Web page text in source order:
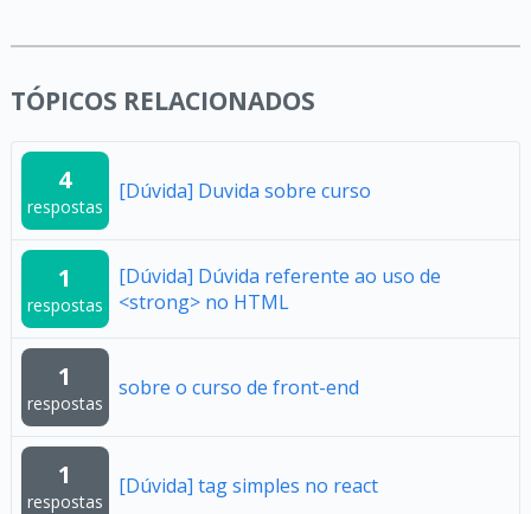
TÓPICOS RELACIONADOS
4
respostas
[Dúvida] Duvida sobre curso
1
respostas
[Dúvida] Dúvida referente ao uso de
<strong> no HTML
1
respostas
sobre o curso de front-end
1
respostas
[Dúvida] tag simples no react